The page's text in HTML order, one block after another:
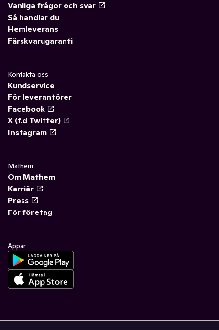
Vanliga frågor och svar
Så handlar du
Hemleverans
Färskvarugaranti
Kontakta oss
Kundservice
För leverantörer
Facebook
X (f.d Twitter)
Instagram
Mathem
Om Mathem
Karriär
Press
För företag
Appar